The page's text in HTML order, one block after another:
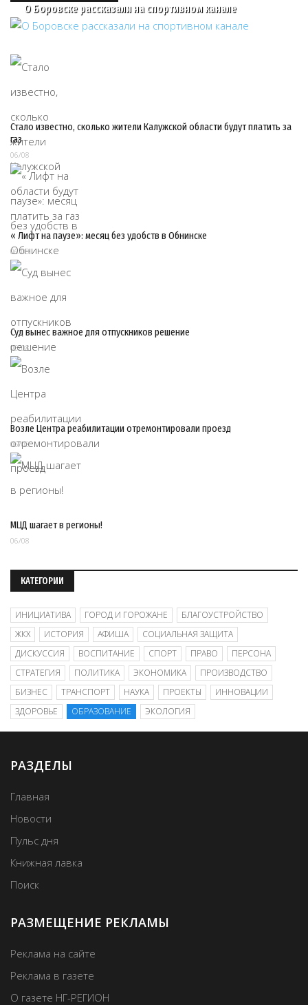
О Боровске рассказали на спортивном канале
Стало известно, сколько жители Калужской области будут платить за
газ
06/08
« Лифт на паузе»: месяц без удобств в Обнинске
06/08
Суд вынес важное для отпускников решение
06/08
Возле Центра реабилитации отремонтировали проезд
06/08
МЦД шагает в регионы!
06/08
КАТЕГОРИИ
ИНИЦИАТИВА ГОРОД И ГОРОЖАНЕ
БЛАГОУСТРОЙСТВО
ЖКХ
ИСТОРИЯ АФИША
СОЦИАЛЬНАЯ ЗАЩИТА
ДИСКУССИЯ
ВОСПИТАНИЕ СПОРТ ПРАВО
ПЕРСОНА
СТРАТЕГИЯ
ПОЛИТИКА ЭКОНОМИКА
ПРОИЗВОДСТВО
БИЗНЕС
ТРАНСПОРТ НАУКА ПРОЕКТЫ
ИННОВАЦИИ
ЗДОРОВЬЕ
ОБРАЗОВАНИЕ ЭКОЛОГИЯ
РАЗДЕЛЫ
Главная
Новости
Пульс дня
Книжная лавка
Поиск
РАЗМЕЩЕНИЕ РЕКЛАМЫ
Реклама на сайте
Реклама в газете
О газете НГ-РЕГИОН